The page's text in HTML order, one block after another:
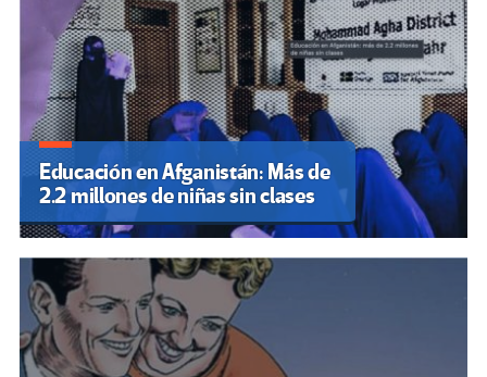
Educación en Afganistán: Más de
2.2 millones de niñas sin clases